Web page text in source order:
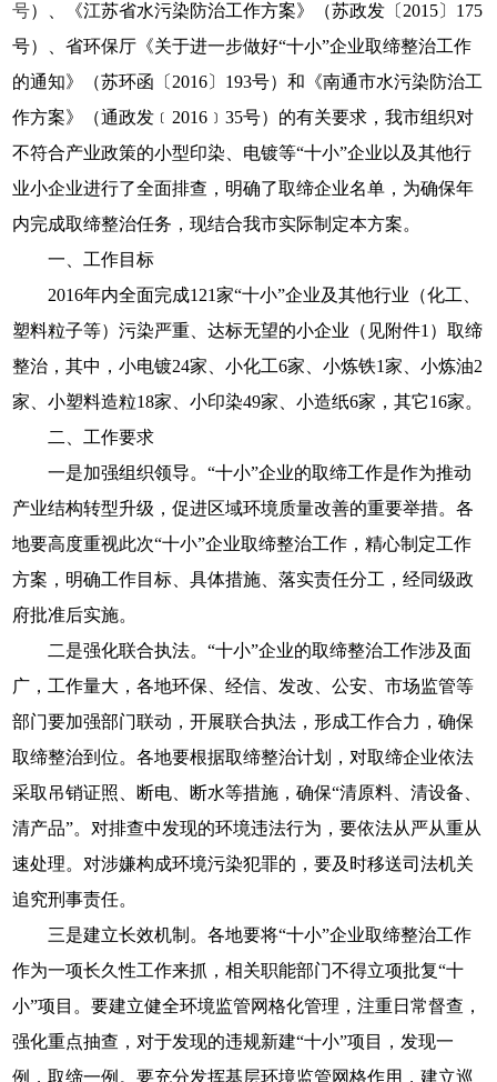
号）、《江苏省水污染防治工作方案》（苏政发〔2015〕175
号）、省环保厅《关于进一步做好“十小”企业取缔整治工作
的通知》（苏环函〔2016〕193号）和《南通市水污染防治工
作方案》（通政发﹝2016﹞35号）的有关要求，我市组织对
不符合产业政策的小型印染、电镀等“十小”企业以及其他行
业小企业进行了全面排查，明确了取缔企业名单，为确保年
内完成取缔整治任务，现结合我市实际制定本方案。
一、工作目标
2016年内全面完成121家“十小”企业及其他行业（化工、
塑料粒子等）污染严重、达标无望的小企业（见附件1）取缔
整治，其中，小电镀24家、小化工6家、小炼铁1家、小炼油2
家、小塑料造粒18家、小印染49家、小造纸6家，其它16家。
二、工作要求
一是加强组织领导。“十小”企业的取缔工作是作为推动
产业结构转型升级，促进区域环境质量改善的重要举措。各
地要高度重视此次“十小”企业取缔整治工作，精心制定工作
方案，明确工作目标、具体措施、落实责任分工，经同级政
府批准后实施。
二是强化联合执法。“十小”企业的取缔整治工作涉及面
广，工作量大，各地环保、经信、发改、公安、市场监管等
部门要加强部门联动，开展联合执法，形成工作合力，确保
取缔整治到位。各地要根据取缔整治计划，对取缔企业依法
采取吊销证照、断电、断水等措施，确保“清原料、清设备、
清产品”。对排查中发现的环境违法行为，要依法从严从重从
速处理。对涉嫌构成环境污染犯罪的，要及时移送司法机关
追究刑事责任。
三是建立长效机制。各地要将“十小”企业取缔整治工作
作为一项长久性工作来抓，相关职能部门不得立项批复“十
小”项目。要建立健全环境监管网格化管理，注重日常督查，
强化重点抽查，对于发现的违规新建“十小”项目，发现一
例，取缔一例。要充分发挥基层环境监管网格作用，建立巡